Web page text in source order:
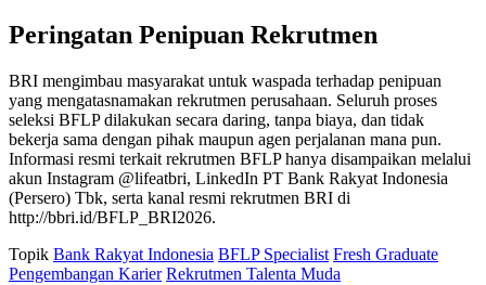
Peringatan Penipuan Rekrutmen
BRI mengimbau masyarakat untuk waspada terhadap penipuan
yang mengatasnamakan rekrutmen perusahaan. Seluruh proses
seleksi BFLP dilakukan secara daring, tanpa biaya, dan tidak
bekerja sama dengan pihak maupun agen perjalanan mana pun.
Informasi resmi terkait rekrutmen BFLP hanya disampaikan melalui
akun Instagram @lifeatbri, LinkedIn PT Bank Rakyat Indonesia
(Persero) Tbk, serta kanal resmi rekrutmen BRI di
http://bbri.id/BFLP_BRI2026.
Topik Bank Rakyat Indonesia BFLP Specialist Fresh Graduate
Pengembangan Karier Rekrutmen Talenta Muda